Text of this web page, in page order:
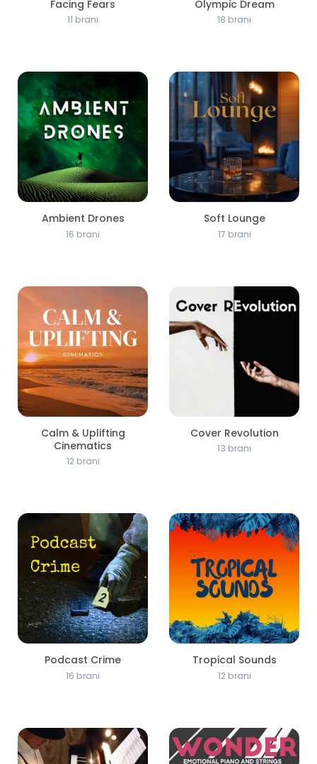
Facing Fears
11 brani
Olympic Dream
18 brani
Ambient Drones
16 brani
Soft Lounge
17 brani
Calm & Uplifting
Cinematics
12 brani
Cover Revolution
13 brani
Podcast Crime
16 brani
Tropical Sounds
12 brani